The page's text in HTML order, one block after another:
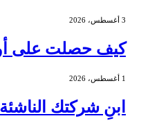
3 أغسطس، 2026
كيف حصلت على أول مهمة
1 أغسطس، 2026
ابنِ شركتك